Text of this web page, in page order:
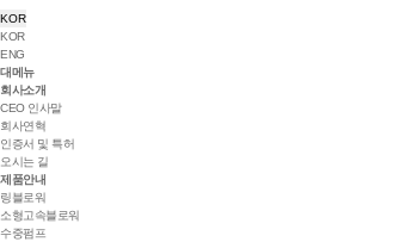
KOR
KOR
ENG
대메뉴
회사소개
CEO 인사말
회사연혁
인증서 및 특허
오시는 길
제품안내
링블로워
소형고속블로워
수중펌프